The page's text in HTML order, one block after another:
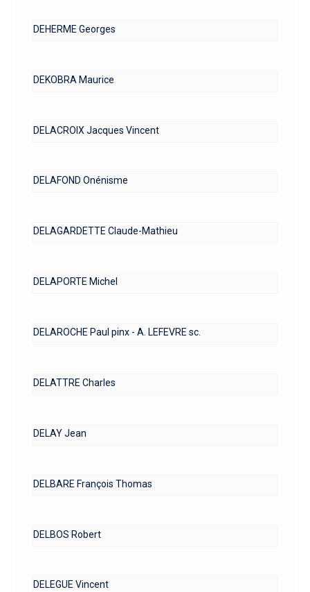
DEHERME Georges
DEKOBRA Maurice
DELACROIX Jacques Vincent
DELAFOND Onénisme
DELAGARDETTE Claude-Mathieu
DELAPORTE Michel
DELAROCHE Paul pinx - A. LEFEVRE sc.
DELATTRE Charles
DELAY Jean
DELBARE François Thomas
DELBOS Robert
DELEGUE Vincent